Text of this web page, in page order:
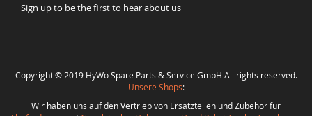
Sign up to be the first to hear about us
Copyright © 2019 HyWo Spare Parts & Service GmbH All rights reserved.
Unsere Shops:
Wir haben uns auf den Vertrieb von Ersatzteilen und Zubehör für